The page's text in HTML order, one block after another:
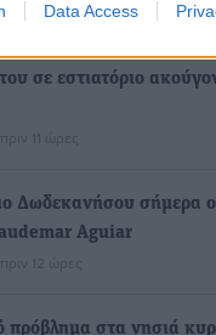
Data Access
σε εστιατόριο
πριν 11 ώρες
Δωδεκανήσου σήμερα
Aguiar
πριν 12 ώρες
πρόβλημα στα νησιά